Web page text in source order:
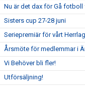
Nu är det dax för Gå fotboll
Sisters cup 27-28 juni
Seriepremiär för vårt
Årsmöte för medlemmar i
Vi Behöver bli fler!
Utförsäljning!